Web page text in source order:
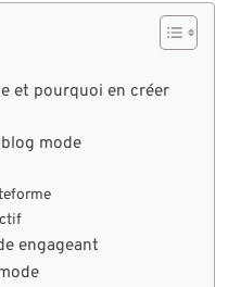
et pourquoi en créer
mode
engageant